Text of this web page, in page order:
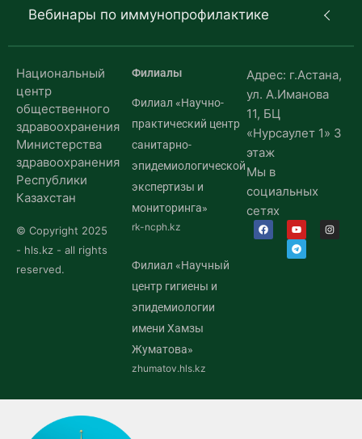
Вебинары по иммунопрофилактике
Национальный
центр
общественного
здравоохранения
Министерства
здравоохранения
Республики
Казахстан
© Copyright 2025
- hls.kz - all rights
reserved.
Филиалы
Филиал «Научно-
практический центр
санитарно-
эпидемиологической
экспертизы и
мониторинга»
rk-ncph.kz
Филиал «Научный
центр гигиены и
эпидемиологии
имени Хамзы
Жуматова»
zhumatov.hls.kz
Адрес: г.Астана,
ул. А.Иманова
11, БЦ
«Нурсаулет 1» 3
этаж
Мы в
социальных
сетях